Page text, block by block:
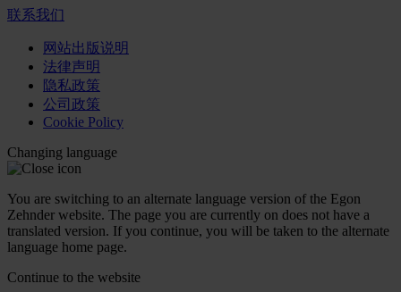
联系我们
网站出版说明
法律声明
隐私政策
公司政策
Cookie Policy
Changing language
You are switching to an alternate language version of the Egon
Zehnder website. The page you are currently on does not have a
translated version. If you continue, you will be taken to the alternate
language home page.
Continue to the website